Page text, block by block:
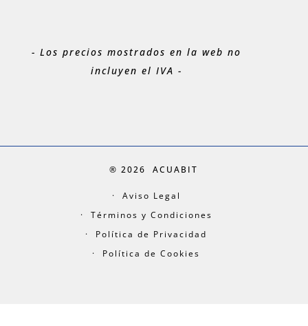
- Los precios mostrados en la web no
incluyen el IVA -
® 2026ACUABIT
Aviso Legal
Términos y Condiciones
Política de Privacidad
Política de Cookies